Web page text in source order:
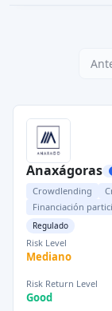
Anaxágoras
Crowdlending
Financiación
Regulado
Risk Level
Mediano
Risk Return Level
Good